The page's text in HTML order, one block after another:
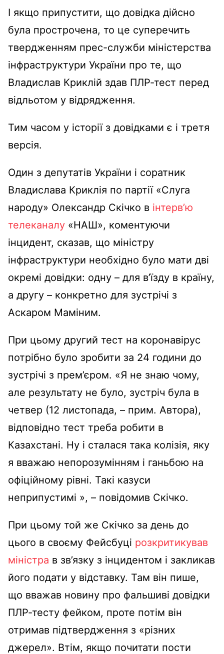
І якщо припустити, що довідка дійсно
була прострочена, то це суперечить
твердженням прес-служби міністерства
інфраструктури України про те, що
Владислав Криклій здав ПЛР-тест перед
відльотом у відрядження.
Тим часом у історії з довідками є і третя
версія.
Один з депутатів України і соратник
Владислава Криклія по партії «Слуга
народу» Олександр Скічко в інтерв’ю
телеканалу «НАШ», коментуючи
інцидент, сказав, що міністру
інфраструктури необхідно було мати дві
окремі довідки: одну – для в’їзду в країну,
а другу – конкретно для зустрічі з
Аскаром Маміним.
При цьому другий тест на коронавірус
потрібно було зробити за 24 години до
зустрічі з прем’єром. «Я не знаю чому,
але результату не було, зустріч була в
четвер (12 листопада, – прим. Автора),
відповідно тест треба робити в
Казахстані. Ну і сталася така колізія, яку
я вважаю непорозумінням і ганьбою на
офіційному рівні. Такі казуси
неприпустимі », – повідомив Скічко.
При цьому той же Скічко за день до
цього в своєму Фейсбуці розкритикував
міністра в зв’язку з інцидентом і закликав
його подати у відставку. Там він пише,
що вважав новину про фальшиві довідки
ПЛР-тесту фейком, проте потім він
отримав підтвердження з «різних
джерел». Втім, якщо почитати пости